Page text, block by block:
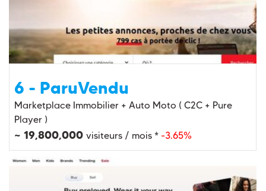
6 - ParuVendu
Marketplace Immobilier + Auto Moto ( C2C + Pure
Player )
~ 19,800,000 visiteurs / mois * -3.65%